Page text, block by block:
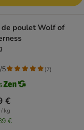
de poulet Wolf of
€
kg
€
5 (7)